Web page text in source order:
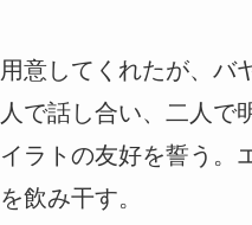
意してくれたが、バ
で話し合い、二人で
ラトの友好を誓う。
飲み干す。